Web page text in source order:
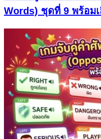
Words) ชุดที่ 9 พร้อม